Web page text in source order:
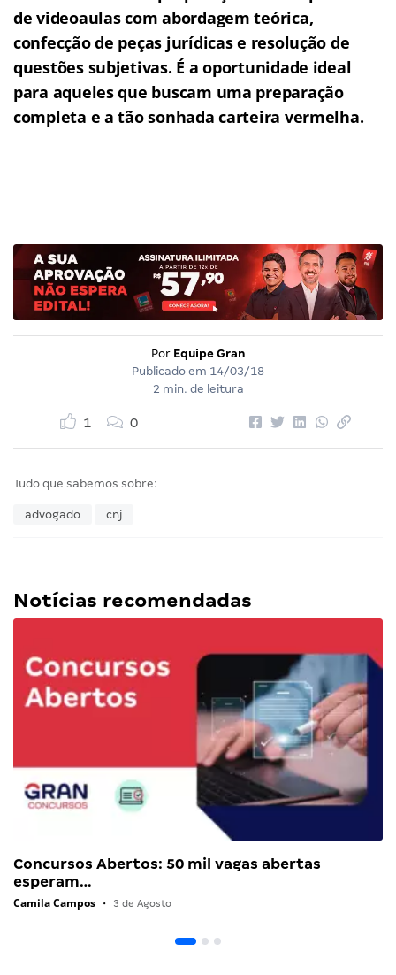
de videoaulas com abordagem teórica,
confecção de peças jurídicas e resolução de
questões subjetivas. É a oportunidade ideal
para aqueles que buscam uma preparação
completa e a tão sonhada carteira vermelha.
Por Equipe Gran
Publicado em 14/03/18
2 min. de leitura
1 0
Tudo que sabemos sobre:
advogado cnj
Notícias recomendadas
Concursos Abertos: 50 mil vagas abertas
esperam…
Camila Campos • 3 de Agosto